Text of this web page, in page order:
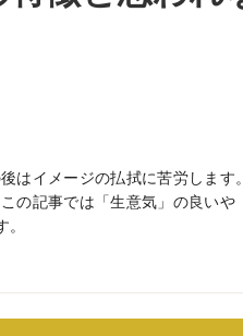
はイメージの払拭に苦労しま
の記事では「生意気」の良いや